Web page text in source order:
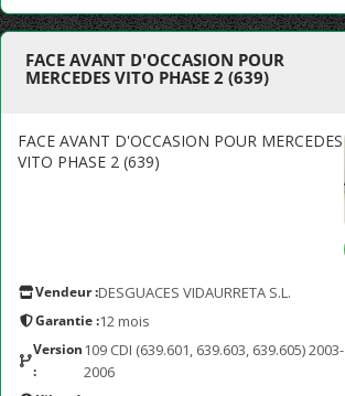
FACE AVANT D'OCCASION POUR
MERCEDES VITO PHASE 2 (639)
FACE AVANT D'OCCASION POUR MERCEDES
VITO PHASE 2 (639)
Vendeur :DESGUACES VIDAURRETA S.L.
Garantie :12 mois
Version
:
109 CDI (639.601, 639.603, 639.605) 2003-
2006